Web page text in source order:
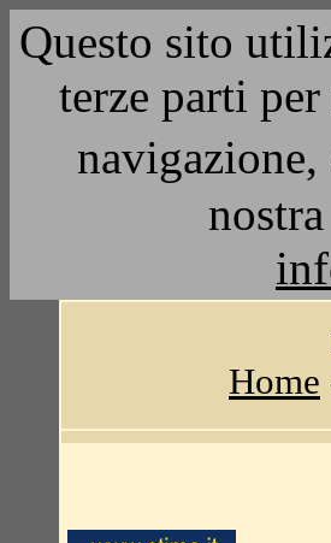
Questo sito
terze parti
Home